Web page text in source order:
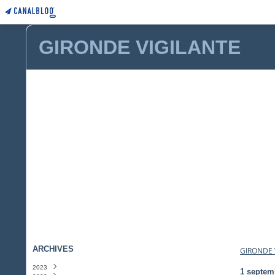
GIRONDE VIGILANTE
ARCHIVES
2023
GIRONDE
1